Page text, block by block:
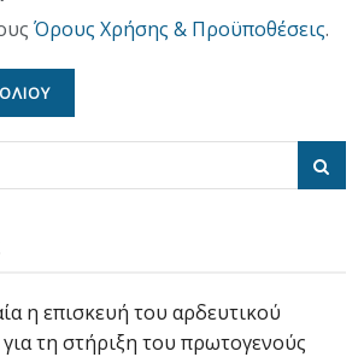
Όρους Χρήσης & Προϋποθέσεις.
η επισκευή του αρδευτικού
τη στήριξη του πρωτογενούς